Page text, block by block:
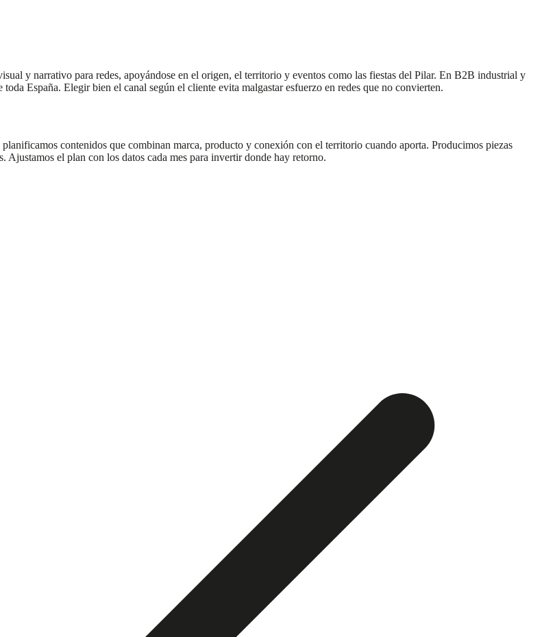
y narrativo para redes, apoyándose en el origen, el territorio y eventos como las fiestas del Pilar. En B2B industrial y
España. Elegir bien el canal según el cliente evita malgastar esfuerzo en redes que no convierten.
contenidos que combinan marca, producto y conexión con el territorio cuando aporta. Producimos piezas
el plan con los datos cada mes para invertir donde hay retorno.